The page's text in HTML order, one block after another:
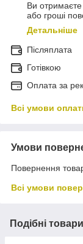
Ви
або гроші
Детальніше
Післяплата
Готівкою
Оплата за
Всі умови
Умови
Повернення
Всі умови
Подібні